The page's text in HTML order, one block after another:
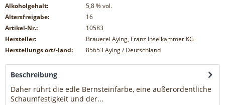
Alkoholgehalt: 5,8% vol.
Altersfreigabe:
16
Artikel-Nr.:
10583
Hersteller:
Brauerei Aying, Franz Inselkammer KG
Herstellungs ort/-land:
85653 Aying / Deutschland
Beschreibung
Daher rührt die edle Bernsteinfarbe, eine außerordentliche
Schaumfestigkeit und der...